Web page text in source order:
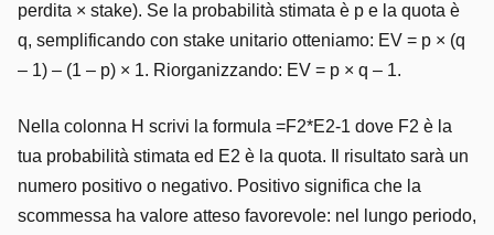
perdita × stake). Se la probabilità stimata è p e la quota è
q, semplificando con stake unitario otteniamo: EV = p × (q
– 1) – (1 – p) × 1. Riorganizzando: EV = p × q – 1.
Nella colonna H scrivi la formula =F2*E2-1 dove F2 è la
tua probabilità stimata ed E2 è la quota. Il risultato sarà un
numero positivo o negativo. Positivo significa che la
scommessa ha valore atteso favorevole: nel lungo periodo,